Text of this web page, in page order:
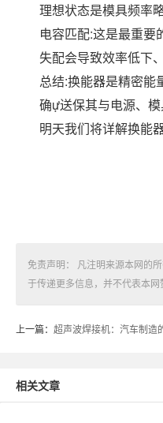
理想状态是模具频率
电容匹配:这是最重
失配会导致效率低下
总结:换能器是精密能
确ự送保其与电源、
明天我们将详解换能
免责声明： 凡注明来源本网的
于传递更多信息，并不代表本网
上一篇： 超声波焊接机：汽车制造
相关文章